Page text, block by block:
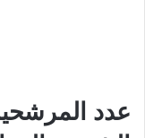
عدد